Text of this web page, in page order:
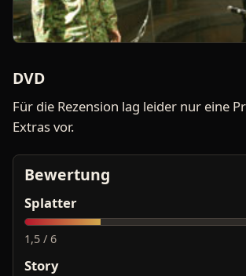
DVD
Für die Rezension lag leider nur eine
Extras vor.
Bewertung
Splatter
1,5 / 6
Story